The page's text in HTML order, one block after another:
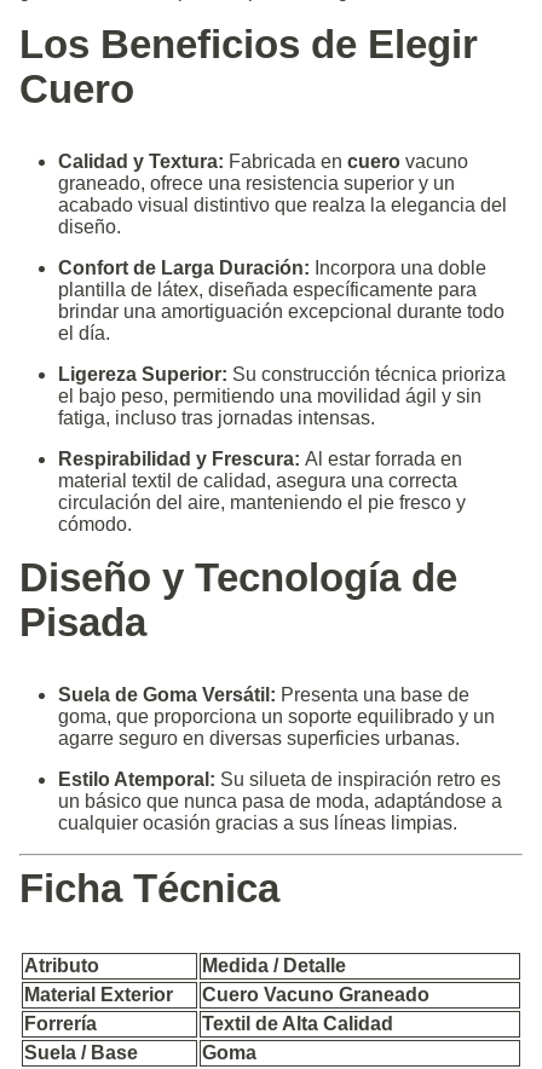
Los Beneficios de Elegir
Cuero
Calidad y Textura: Fabricada en cuero vacuno
graneado, ofrece una resistencia superior y un
acabado visual distintivo que realza la elegancia del
diseño.
Confort de Larga Duración: Incorpora una doble
plantilla de látex, diseñada específicamente para
brindar una amortiguación excepcional durante todo
el día.
Ligereza Superior: Su construcción técnica prioriza
el bajo peso, permitiendo una movilidad ágil y sin
fatiga, incluso tras jornadas intensas.
Respirabilidad y Frescura: Al estar forrada en
material textil de calidad, asegura una correcta
circulación del aire, manteniendo el pie fresco y
cómodo.
Diseño y Tecnología de
Pisada
Suela de Goma Versátil: Presenta una base de
goma, que proporciona un soporte equilibrado y un
agarre seguro en diversas superficies urbanas.
Estilo Atemporal: Su silueta de inspiración retro es
un básico que nunca pasa de moda, adaptándose a
cualquier ocasión gracias a sus líneas limpias.
Ficha Técnica
Atributo
Medida / Detalle
Material Exterior
Cuero Vacuno Graneado
Forrería
Textil de Alta Calidad
Suela / Base
Goma